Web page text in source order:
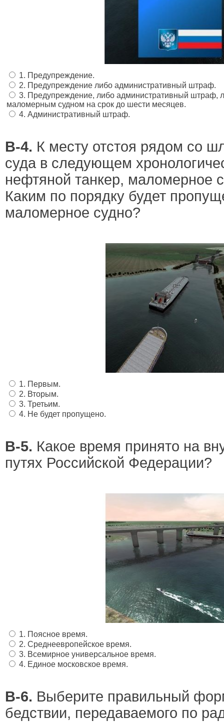
1. Предупреждение.
2. Предупреждение либо административный штраф.
3. Предупреждение, либо административный штраф,
маломерным судном на срок до шести месяцев.
4. Административный штраф.
В-4. К месту отстоя рядом со
суда в следующем
нефтяной танкер, маломерное
Каким по порядку будет
маломерное судно?
1. Первым.
2. Вторым.
3. Третьим.
4. Не будет пропущено.
В-5. Какое время принято на
путях Российской Федерации?
1. Поясное время.
2. Среднеевропейское время.
3. Всемирное универсальное время.
4. Единое московское время.
В-6. Выберите правильный
бедствии, передаваемого по